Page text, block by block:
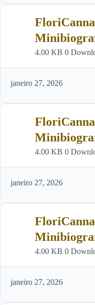
4.00 KB 0
janeiro 27, 2026
4.00 KB 0
janeiro 27, 2026
4.00 KB 0
janeiro 27, 2026